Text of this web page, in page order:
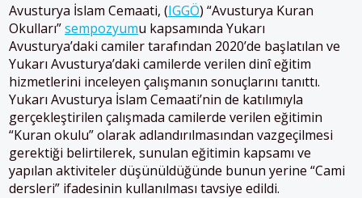
Avusturya İslam Cemaati, (IGGÖ) “Avusturya Kuran
Okulları”sempozyumu kapsamında Yukarı
Avusturya’daki camiler tarafından 2020’de başlatılan ve
Yukarı Avusturya’daki camilerde verilen dinî eğitim
hizmetlerini inceleyen çalışmanın sonuçlarını tanıttı.
Yukarı Avusturya İslam Cemaati’nin de katılımıyla
gerçekleştirilen çalışmada camilerde verilen eğitimin
“Kuran okulu” olarak adlandırılmasından vazgeçilmesi
gerektiği belirtilerek, sunulan eğitimin kapsamı ve
yapılan aktiviteler düşünüldüğünde bunun yerine “Cami
dersleri” ifadesinin kullanılması tavsiye edildi.